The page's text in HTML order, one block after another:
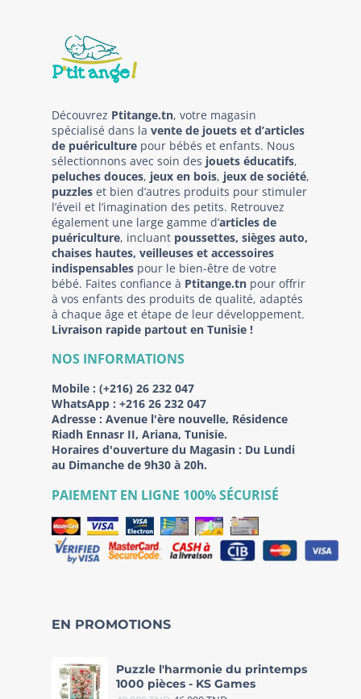
Découvrez Ptitange.tn, votre magasin
spécialisé dans la vente de jouets et d’articles
de puériculture pour bébés et enfants. Nous
sélectionnons avec soin des jouets éducatifs,
peluches douces, jeux en bois, jeux de société,
puzzles et bien d’autres produits pour stimuler
l’éveil et l’imagination des petits. Retrouvez
également une large gamme d’articles de
puériculture, incluant poussettes, sièges auto,
chaises hautes, veilleuses et accessoires
indispensables pour le bien-être de votre
bébé. Faites confiance à Ptitange.tn pour offrir
à vos enfants des produits de qualité, adaptés
à chaque âge et étape de leur développement.
Livraison rapide partout en Tunisie !
NOS INFORMATIONS
Mobile : (+216) 26 232 047
WhatsApp : +216 26 232 047
Adresse : Avenue l'ère nouvelle, Résidence
Riadh Ennasr II, Ariana, Tunisie.
Horaires d'ouverture du Magasin : Du Lundi
au Dimanche de 9h30 à 20h.
PAIEMENT EN LIGNE 100% SÉCURISÉ
EN PROMOTIONS
Puzzle l'harmonie du printemps
1000 pièces - KS Games